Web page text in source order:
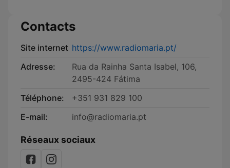
Contacts
Site internet https://www.radiomaria.pt/
Adresse:
Rua da Rainha Santa Isabel, 106,
2495-424 Fátima
Téléphone:
+351 931 829 100
E-mail:
info@radiomaria.pt
Réseaux sociaux